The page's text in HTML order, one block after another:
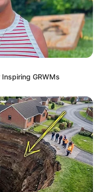
GRWMs